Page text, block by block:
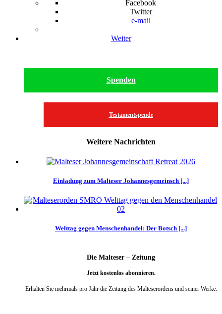
Facebook
Twitter
e-mail
Weiter
Spenden
Testamentspende
Weitere Nachrichten
Einladung zum Malteser Johannesgemeinsch [...]
Welttag gegen Menschenhandel: Der Botsch [...]
Die Malteser – Zeitung
Jetzt kostenlos abonnieren.
Erhalten Sie mehrmals pro Jahr die Zeitung des Malteserordens und seiner Werke.